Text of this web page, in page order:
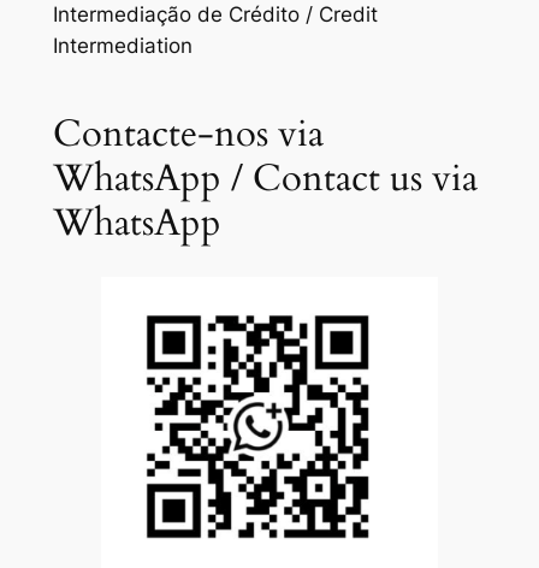
Intermediação de Crédito / Credit
Intermediation
Contacte-nos via
WhatsApp / Contact us via
WhatsApp